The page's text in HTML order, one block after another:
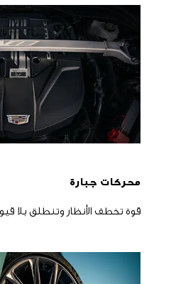
​محركات جبارة
قوة تخطف الأنظار وتنطلق بلا قيود